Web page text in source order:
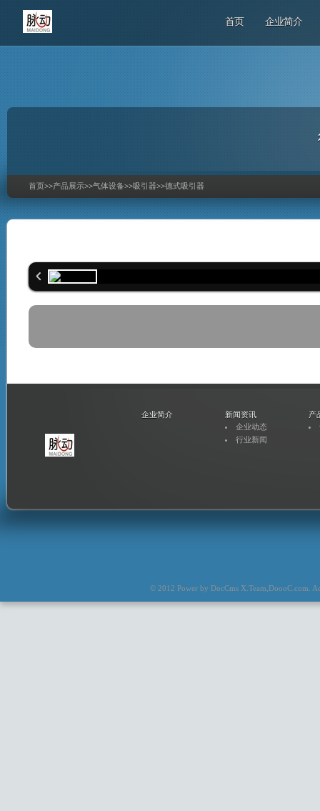
首页 企业简介
首页>>产品展示>>气体设备>>吸引器>>德式吸引器
企业简介
新闻资讯
企业动态
行业新闻
产
© 2012 Power by DocCms X.Team DoooC.com .